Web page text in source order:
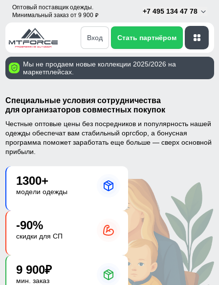
Оптовый поставщик одежды.
Минимальный заказ от 9 900 p
+7 495 134 47 78
Вход Стать партнёром
Мы не продаем новые коллекции 2025/2026 на
маркетплейсах.
Специальные условия сотрудничества
для организаторов совместных покупок
Честные оптовые цены без посредников и популярность нашей
одежды обеспечат вам стабильный оргсбор, а бонусная
программа поможет заработать еще больше — сверх основной
прибыли.
1300+
модели одежды
-90%
скидки для СП
9 900₽
мин. заказ